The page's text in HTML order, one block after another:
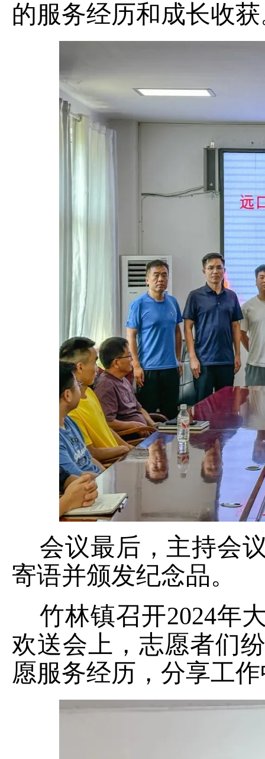
的服务经历和成长收
会议最后，主持会
寄语并颁发纪念品。
竹林镇召开2024年
欢送会上，志愿者们
愿服务经历，分享工